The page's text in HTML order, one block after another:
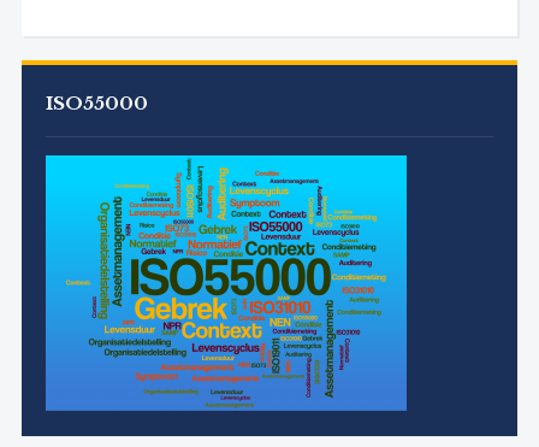
ISO55000